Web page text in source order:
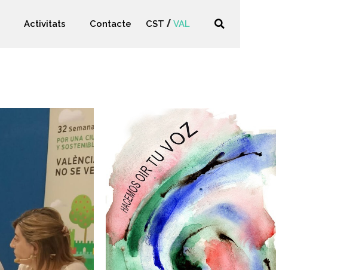
Activitats Contacte CST VAL